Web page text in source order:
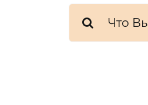
поиска: